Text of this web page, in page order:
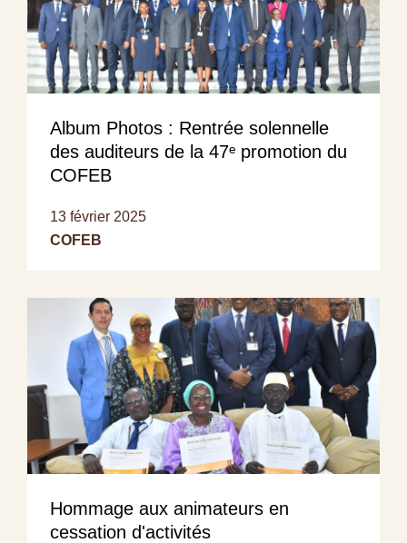
Album Photos : Rentrée solennelle
des auditeurs de la 47ᵉ promotion du
COFEB
13 février 2025
COFEB
Hommage aux animateurs en
cessation d'activités